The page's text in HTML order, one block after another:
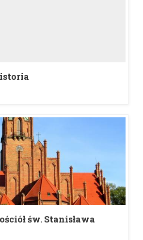
św. Stanisława